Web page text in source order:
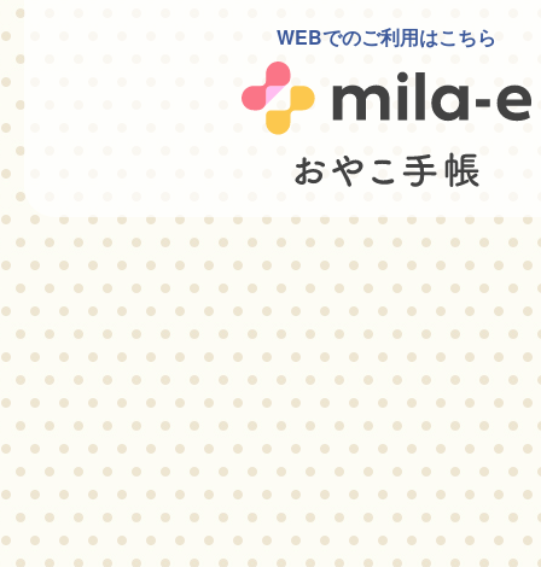
WEBでのご利用はこちら